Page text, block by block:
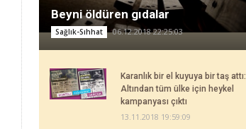
Beyni öldüren gıdalar
Sağlık-Sıhhat 06.12.2018 22:25:03
Karanlık bir el kuyuya bir taş attı:
Altından tüm ülke için heykel
kampanyası çıktı
13.11.2018 19:59:09